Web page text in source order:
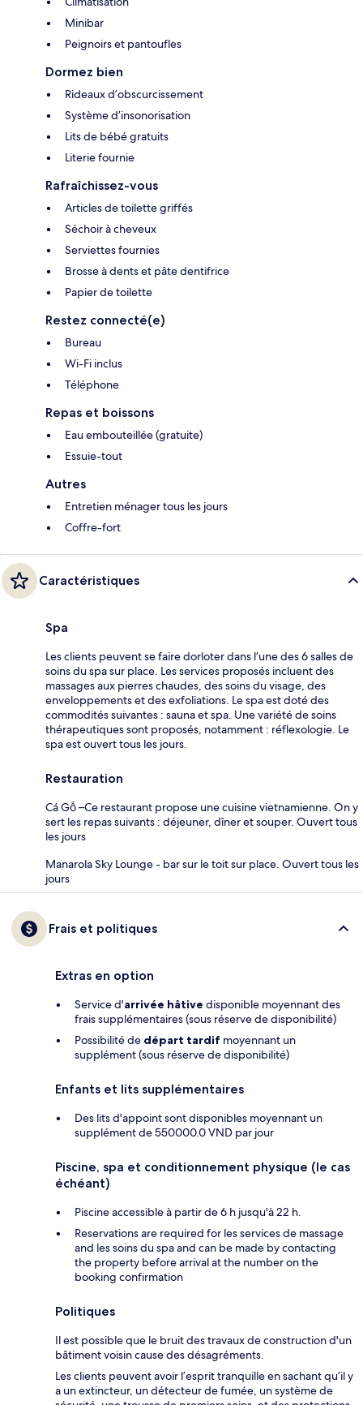
Minibar
Peignoirs et pantoufles
Dormez bien
Rideaux d’obscurcissement
Système d’insonorisation
Lits de bébé gratuits
Literie fournie
Rafraîchissez-vous
Articles de toilette griffés
Séchoir à cheveux
Serviettes fournies
Brosse à dents et pâte dentifrice
Papier de toilette
Restez connecté(e)
Bureau
Wi-Fi inclus
Téléphone
Repas et boissons
Eau embouteillée (gratuite)
Essuie-tout
Autres
Entretien ménager tous les jours
Coffre-fort
Caractéristiques
Spa
Les clients peuvent se faire dorloter dans l’une des 6 salles de
soins du spa sur place. Les services proposés incluent des
massages aux pierres chaudes, des soins du visage, des
enveloppements et des exfoliations. Le spa est doté des
commodités suivantes : sauna et spa. Une variété de soins
thérapeutiques sont proposés, notamment : réflexologie. Le
spa est ouvert tous les jours.
Restauration
Cá Gỗ –Ce restaurant propose une cuisine vietnamienne. On y
sert les repas suivants : déjeuner, dîner et souper. Ouvert tous
les jours
Manarola Sky Lounge - bar sur le toit sur place. Ouvert tous les
jours
Frais et politiques
Extras en option
Service d'arrivée hâtive disponible moyennant des
frais supplémentaires (sous réserve de disponibilité)
Possibilité de départ tardif moyennant un
supplément (sous réserve de disponibilité)
Enfants et lits supplémentaires
Des lits d'appoint sont disponibles moyennant un
supplément de 550000.0 VND par jour
Piscine, spa et conditionnement physique (le cas
échéant)
Piscine accessible à partir de 6 h jusqu'à 22 h.
Reservations are required for les services de massage
and les soins du spa and can be made by contacting
the property before arrival at the number on the
booking confirmation
Politiques
Il est possible que le bruit des travaux de construction d'un
bâtiment voisin cause des désagréments.
Les clients peuvent avoir l’esprit tranquille en sachant qu’il y
a un extincteur, un détecteur de fumée, un système de